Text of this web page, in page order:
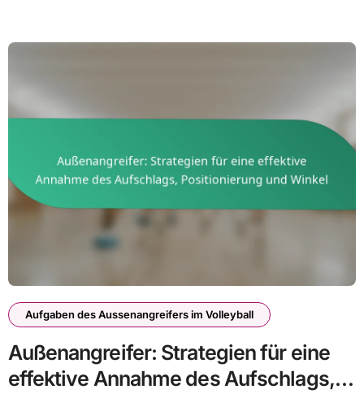
Aufgaben des Aussenangreifers im Volleyball
Außenangreifer: Strategien für eine
effektive Annahme des Aufschlags,